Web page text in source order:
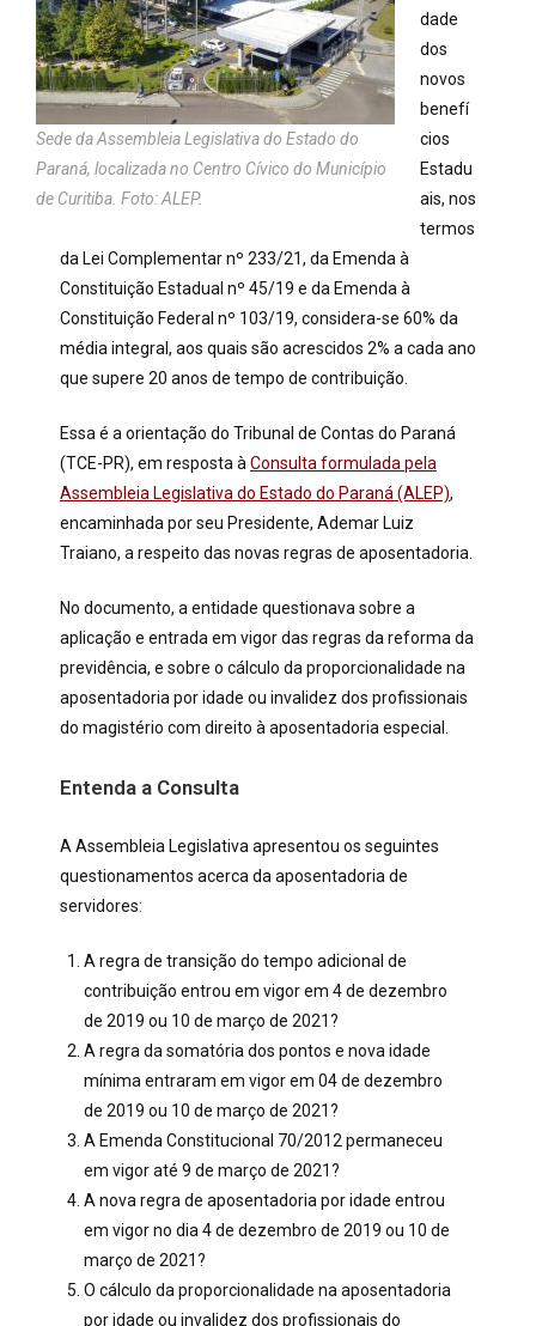
Sede da Assembleia Legislativa do Estado do
Paraná, localizada no Centro Cívico do Município
de Curitiba. Foto: ALEP.
dade
dos
novos
benefí
cios
Estadu
ais, nos
termos
da Lei Complementar nº 233/21, da Emenda à
Constituição Estadual nº 45/19 e da Emenda à
Constituição Federal nº 103/19, considera-se 60% da
média integral, aos quais são acrescidos 2% a cada ano
que supere 20 anos de tempo de contribuição.
Essa é a orientação do Tribunal de Contas do Paraná
(TCE-PR), em resposta à Consulta formulada pela
Assembleia Legislativa do Estado do Paraná (ALEP),
encaminhada por seu Presidente, Ademar Luiz
Traiano, a respeito das novas regras de aposentadoria.
No documento, a entidade questionava sobre a
aplicação e entrada em vigor das regras da reforma da
previdência, e sobre o cálculo da proporcionalidade na
aposentadoria por idade ou invalidez dos profissionais
do magistério com direito à aposentadoria especial.
Entenda a Consulta
A Assembleia Legislativa apresentou os seguintes
questionamentos acerca da aposentadoria de
servidores:
A regra de transição do tempo adicional de
contribuição entrou em vigor em 4 de dezembro
de 2019 ou 10 de março de 2021?
A regra da somatória dos pontos e nova idade
mínima entraram em vigor em 04 de dezembro
de 2019 ou 10 de março de 2021?
A Emenda Constitucional 70/2012 permaneceu
em vigor até 9 de março de 2021?
A nova regra de aposentadoria por idade entrou
em vigor no dia 4 de dezembro de 2019 ou 10 de
março de 2021?
O cálculo da proporcionalidade na aposentadoria
por idade ou invalidez dos profissionais do